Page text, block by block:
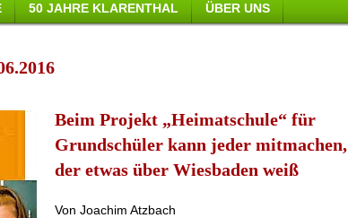
50 JAHRE KLARENTHAL ÜBER UNS
Beim Projekt „Heimatschule“ für
Grundschüler kann jeder mitmachen,
der etwas über Wiesbaden weiß
Von Joachim Atzbach